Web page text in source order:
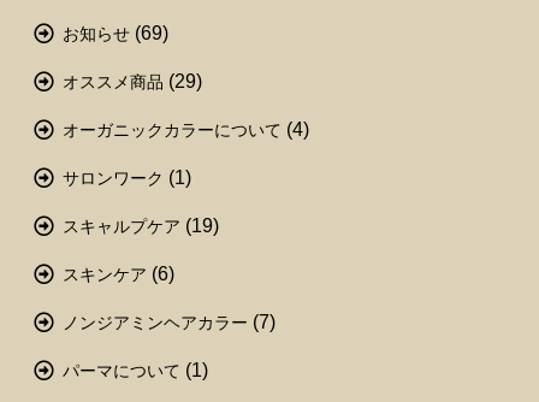
お知らせ (69)
オススメ商品 (29)
オーガニックカラーについて (4)
サロンワーク (1)
スキャルプケア (19)
スキンケア (6)
ノンジアミンヘアカラー (7)
パーマについて (1)